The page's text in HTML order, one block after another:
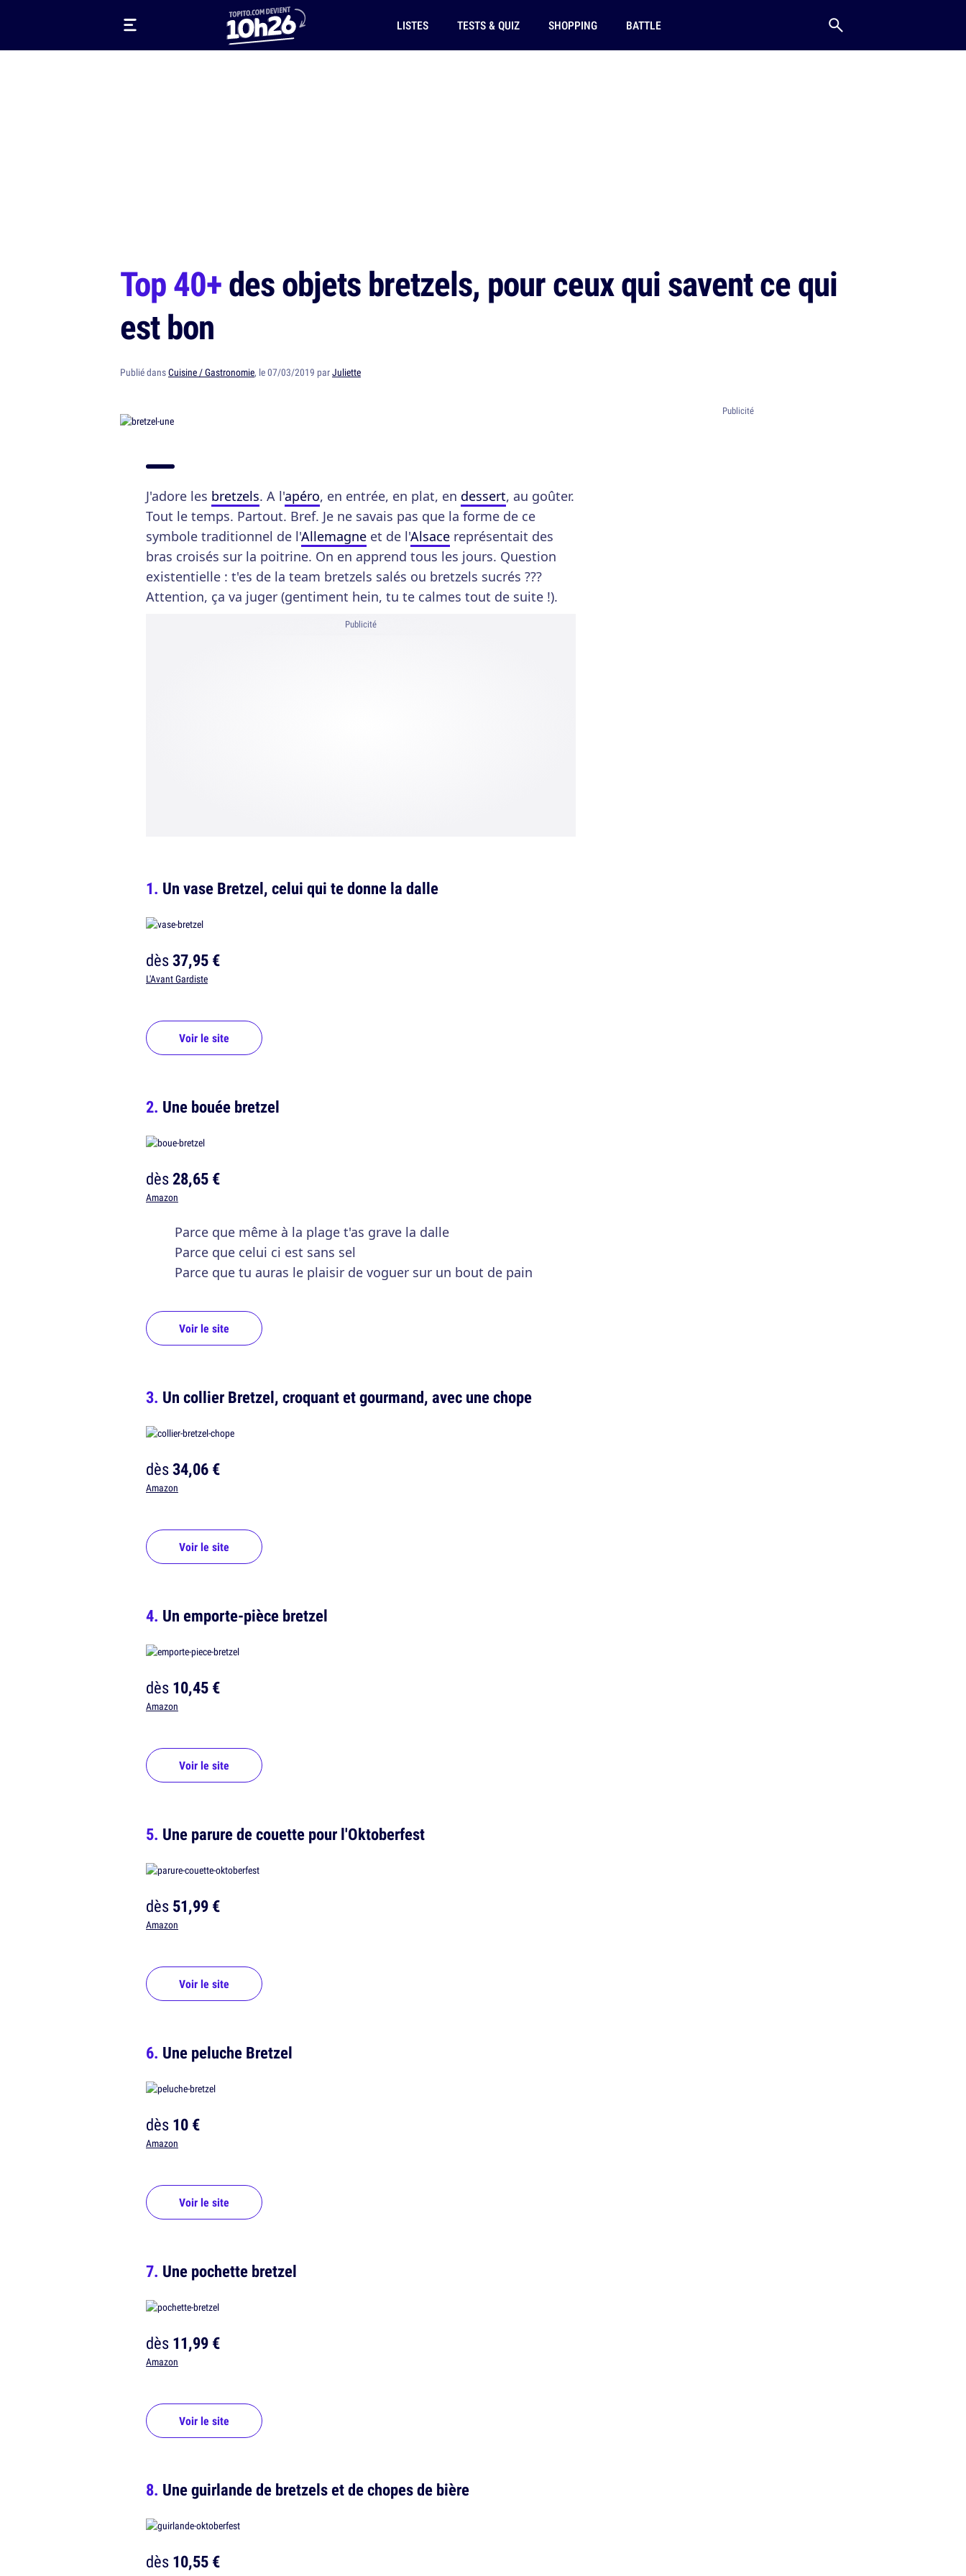
LISTES TESTS & QUIZ SHOPPING BATTLE
Top 40+des objets bretzels, pour ceux qui savent ce qui
est bon
Publié dansCuisine / Gastronomie, le 07/03/2019 parJuliette
J'adore les bretzels. A l'apéro, en entrée, en plat, en dessert, au goûter.
Tout le temps. Partout. Bref. Je ne savais pas que la forme de ce
symbole traditionnel de l'Allemagne et de l'Alsace représentait des
bras croisés sur la poitrine. On en apprend tous les jours. Question
existentielle : t'es de la team bretzels salés ou bretzels sucrés ???
Attention, ça va juger (gentiment hein, tu te calmes tout de suite !).
Publicité
Un vase Bretzel, celui qui te donne la dalle
dès37,95 €
L'Avant Gardiste
Voir le site
Une bouée bretzel
dès28,65 €
Amazon
Parce que même à la plage t'as grave la dalle
Parce que celui ci est sans sel
Parce que tu auras le plaisir de voguer sur un bout de pain
Voir le site
Un collier Bretzel, croquant et gourmand, avec une chope
dès34,06 €
Amazon
Voir le site
Un emporte-pièce bretzel
dès10,45 €
Amazon
Voir le site
Une parure de couette pour l'Oktoberfest
dès51,99 €
Amazon
Voir le site
Une peluche Bretzel
dès10 €
Amazon
Voir le site
Une pochette bretzel
dès11,99 €
Amazon
Voir le site
Une guirlande de bretzels et de chopes de bière
dès10,55 €